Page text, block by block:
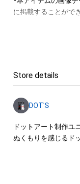
に掲載することがで
・本アイテムに関す
産権(それらの権利を
成者または第三者の
す。そのため、本ア
に関する創作物にか
ん。
の範囲を超えた行為
Store details
DOT'S
ドットアート制作ユ
ぬくもりを感じるド